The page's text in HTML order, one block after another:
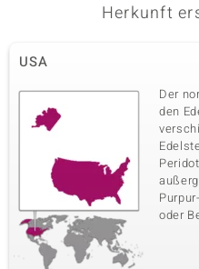
Herkunft
USA
Der
den
oder